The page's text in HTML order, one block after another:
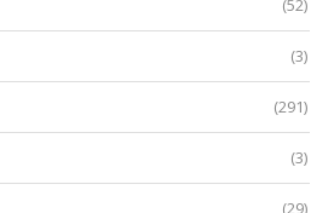
(52)
(3)
(291)
(3)
(29)